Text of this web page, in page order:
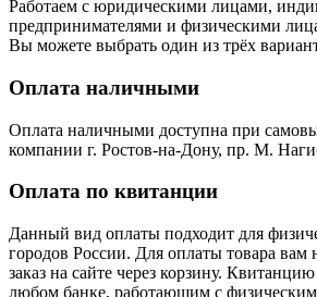
Работаем с юридическими лицами,
предпринимателями и физическими
Вы можете выбрать один из трёх
Оплата наличными
Оплата наличными доступна при
компании г. Ростов-на-Дону, пр. М.
Оплата по квитанции
Данный вид оплаты подходит для
городов России. Для оплаты товара вам
заказ на сайте через корзину.
любом банке, работающим с